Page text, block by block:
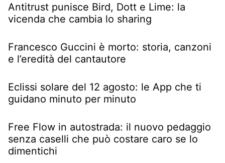
Antitrust punisce Bird, Dott e Lime: la
vicenda che cambia lo sharing
Francesco Guccini è morto: storia, canzoni
e l’eredità del cantautore
Eclissi solare del 12 agosto: le App che ti
guidano minuto per minuto
Free Flow in autostrada: il nuovo pedaggio
senza caselli che può costare caro se lo
dimentichi